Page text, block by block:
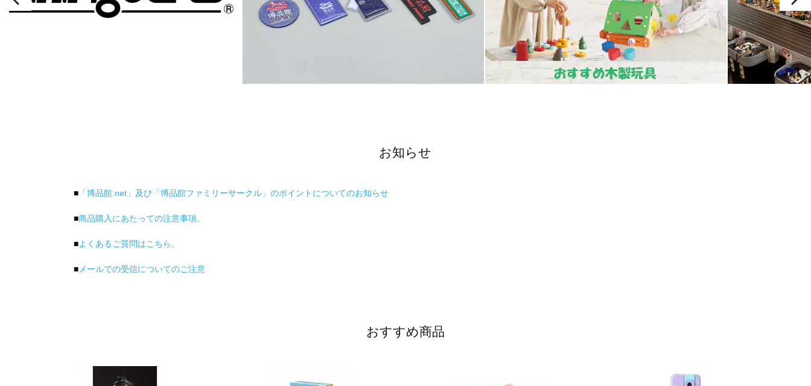
お知らせ
■「博品館.net」及び「博品館ファミリーサークル」のポイントについてのお知らせ
■商品購入にあたっての注意事項。
■よくあるご質問はこちら。
■メールでの受信についてのご注意
おすすめ商品